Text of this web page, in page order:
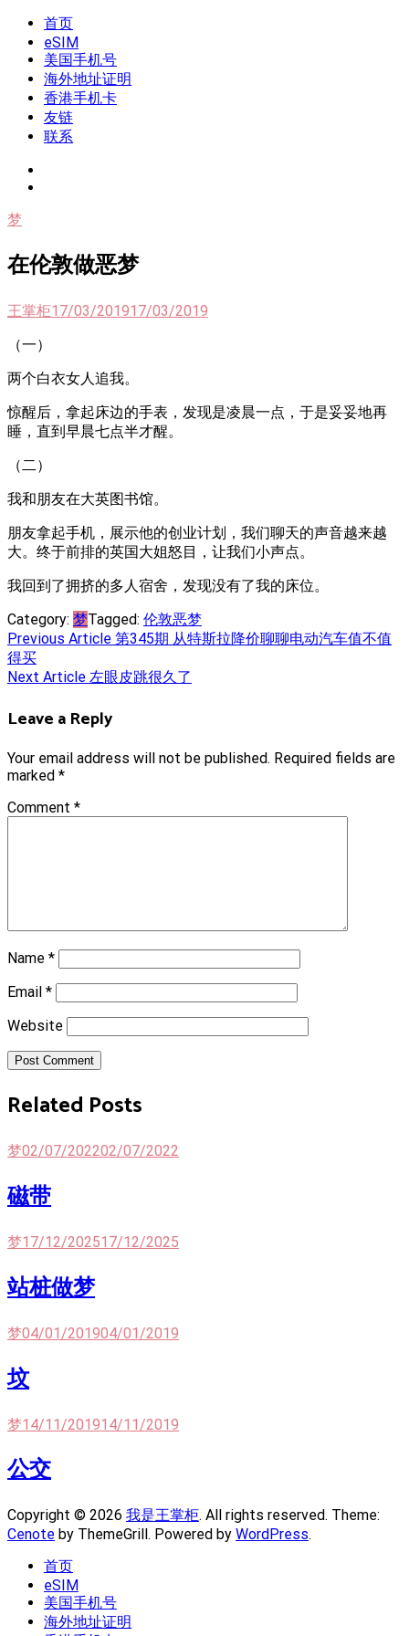
Skip
content
我是王掌柜
新闻酸菜馆|极客电台|自媒体联盟
首页
eSIM
美国手机号
海外地址证明
香港手机卡
友链
联系
梦
在伦敦做恶梦
王掌柜17/03/201917/03/2019
（一）
两个白衣女人追我。
惊醒后，拿起床边的手表，发现是凌晨一点，于是妥妥地再
睡，直到早晨七点半才醒。
（二）
我和朋友在大英图书馆。
朋友拿起手机，展示他的创业计划，我们聊天的声音越来越
大。终于前排的英国大姐怒目，让我们小声点。
我回到了拥挤的多人宿舍，发现没有了我的床位。
Category: 梦Tagged: 伦敦恶梦
Post
navigation
Previous Article 第345期 从特斯拉降价聊聊电动汽车值不值
得买
Next Article 左眼皮跳很久了
Leave a Reply
Your email address will not be published. Required fields are
marked *
Comment *
Name *
Email *
Website
Post Comment
Related Posts
梦02/07/202202/07/2022
磁带
梦17/12/202517/12/2025
站桩做梦
梦04/01/201904/01/2019
坟
梦14/11/201914/11/2019
公交
Copyright © 2026 我是王掌柜. All rights reserved. Theme:
Cenote by ThemeGrill. Powered by WordPress.
首页
eSIM
美国手机号
海外地址证明